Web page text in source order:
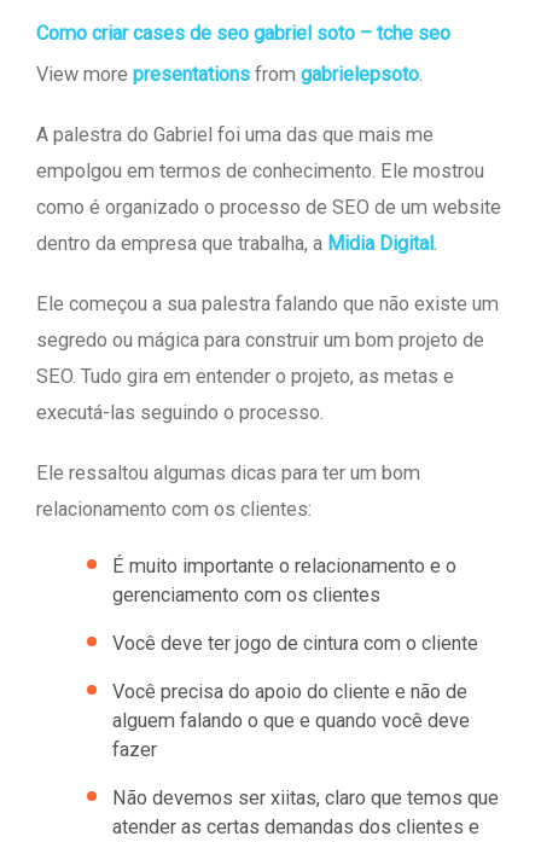
Como criar cases de seo gabriel soto – tche seo
View more presentations from gabrielepsoto
A palestra do Gabriel foi uma das que mais me
empolgou em termos de conhecimento. Ele mostrou
como é organizado o processo de SEO de um website
dentro da empresa que trabalha, a Midia Digital
Ele começou a sua palestra falando que não existe um
segredo ou mágica para construir um bom projeto de
SEO. Tudo gira em entender o projeto, as metas e
executá-las seguindo o processo.
Ele ressaltou algumas dicas para ter um bom
relacionamento com os clientes:
É muito importante o relacionamento e o
gerenciamento com os clientes
Você deve ter jogo de cintura com o cliente
Você precisa do apoio do cliente e não de
alguem falando o que e quando você deve
fazer
Não devemos ser xiitas, claro que temos que
atender as certas demandas dos clientes e